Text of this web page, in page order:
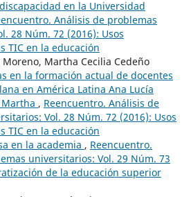
en la Universidad
Análisis de problemas
28 Núm. 72 (2016): Usos
TIC en la educación
Moreno, Martha Cecilia Cedeño
en la formación actual de docentes
en América Latina Ana Lucía
, Reencuentro. Análisis de
Vol. 28 Núm. 72 (2016): Usos
TIC en la educación
en la academia , Reencuentro.
universitarios: Vol. 29 Núm. 73
de la educación superior